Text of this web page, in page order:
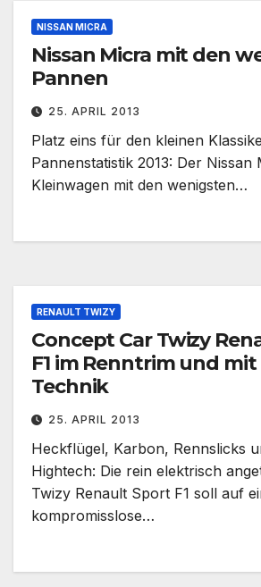
NISSAN MICRA
Nissan Micra mit den
Pannen
25. APRIL 2013
Platz eins für den kleinen
Pannenstatistik 2013: Der Nissan
Kleinwagen mit den wenigsten…
RENAULT TWIZY
Concept Car Twizy
F1 im Renntrim und mit
Technik
25. APRIL 2013
Heckflügel, Karbon, Rennslicks
Hightech: Die rein elektrisch
Twizy Renault Sport F1 soll auf
kompromisslose…